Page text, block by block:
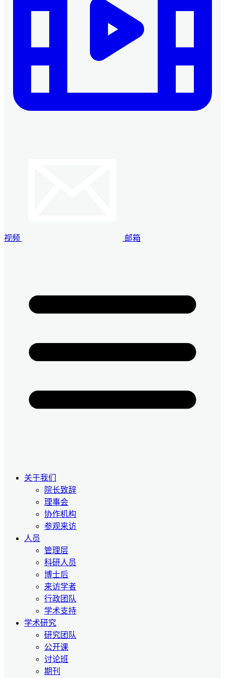
视频 邮箱
关于我们
院长致辞
理事会
协作机构
参观来访
人员
管理层
科研人员
博士后
来访学者
行政团队
学术支持
学术研究
研究团队
公开课
讨论班
期刊